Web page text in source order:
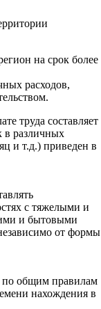
на срок более
расходов,
труда составляет
в различных
и т.д.) приведен в
с тяжелыми и
и бытовыми
от формы
по общим правилам
нахождения в